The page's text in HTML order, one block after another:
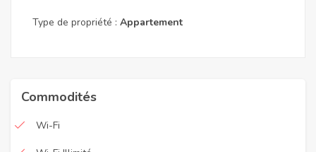
Type de propriété : Appartement
Commodités
Wi-Fi